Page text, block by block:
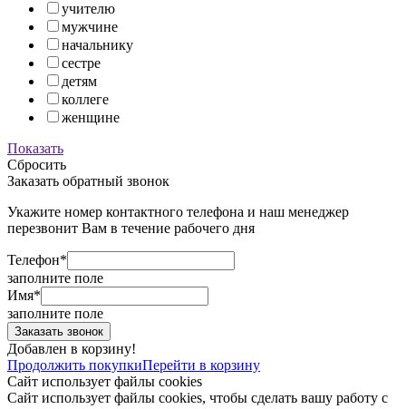
учителю
мужчине
начальнику
сестре
детям
коллеге
женщине
Показать
Сбросить
Заказать обратный звонок
Укажите номер контактного телефона и наш менеджер
перезвонит Вам в течение рабочего дня
Телефон*
заполните поле
Имя*
заполните поле
Добавлен в корзину!
Продолжить покупкиПерейти в корзину
Сайт использует файлы cookies
Сайт использует файлы cookies, чтобы сделать вашу работу с